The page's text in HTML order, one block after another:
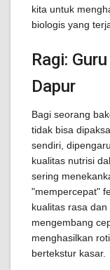
kita untuk
biologis yang
Ragi:
Dapur
Bagi seorang
tidak bisa
sendiri,
kualitas nutrisi
sering
"mempercepat"
kualitas rasa
mengembang
menghasilkan
bertekstur kasar.